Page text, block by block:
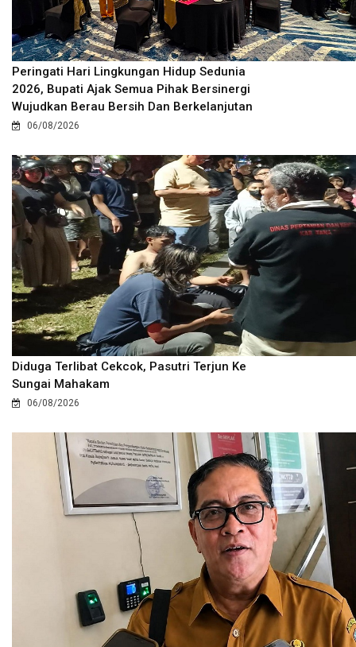
Peringati Hari Lingkungan Hidup Sedunia
2026, Bupati Ajak Semua Pihak Bersinergi
Wujudkan Berau Bersih Dan Berkelanjutan
06/08/2026
Diduga Terlibat Cekcok, Pasutri Terjun Ke
Sungai Mahakam
06/08/2026